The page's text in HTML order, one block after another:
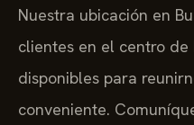
Nuestra ubicación en
clientes en el centro de
disponibles para
conveniente.